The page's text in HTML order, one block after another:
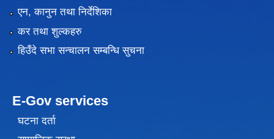
एन, कानुन तथा निर्देशिका
कर तथा शुल्कहरु
हिउँदे सभा सन्चालन सम्बन्धि सुचना
E-Gov services
घटना दर्ता